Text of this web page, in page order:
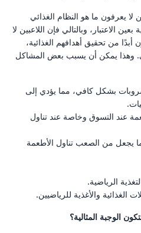
يعرفون ما هو النظام الغذائي
الاعتبار، وبالتالي فإن اللاعبين لا
أبدًا من تحقيق أهدافهم الغذائية،
وهذا يمكن أن يسبب بعض المشاكل
بشكل كافي، مما يؤدي إلى
عند التسوق وخاصة عند تناول
يجعل من الصعب تناول الأطعمة
الرياضية.
الغذائية والأغذية للرياضيين.
الوجبة المثالية؟